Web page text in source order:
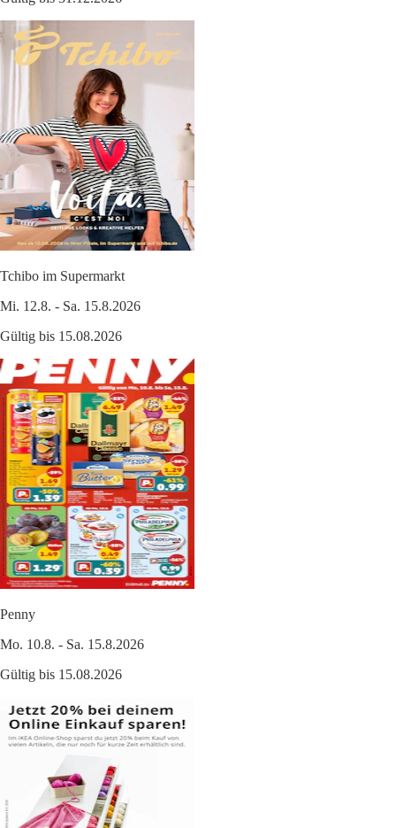
Tchibo im Supermarkt
Mi. 12.8. - Sa. 15.8.2026
Gültig bis 15.08.2026
Penny
Mo. 10.8. - Sa. 15.8.2026
Gültig bis 15.08.2026